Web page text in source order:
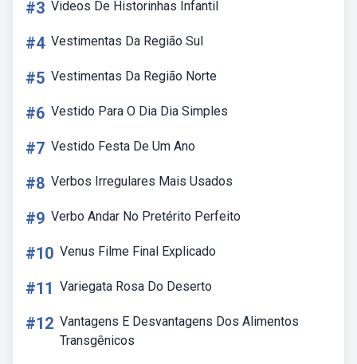
#3 Videos De Historinhas Infantil
#4 Vestimentas Da Região Sul
#5 Vestimentas Da Região Norte
#6 Vestido Para O Dia Dia Simples
#7 Vestido Festa De Um Ano
#8 Verbos Irregulares Mais Usados
#9 Verbo Andar No Pretérito Perfeito
#10 Venus Filme Final Explicado
#11 Variegata Rosa Do Deserto
#12 Vantagens E Desvantagens Dos Alimentos
Transgênicos